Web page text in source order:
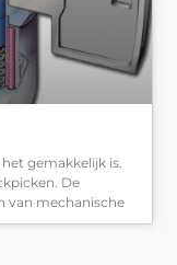
gemakkelijk is.
De
van mechanische